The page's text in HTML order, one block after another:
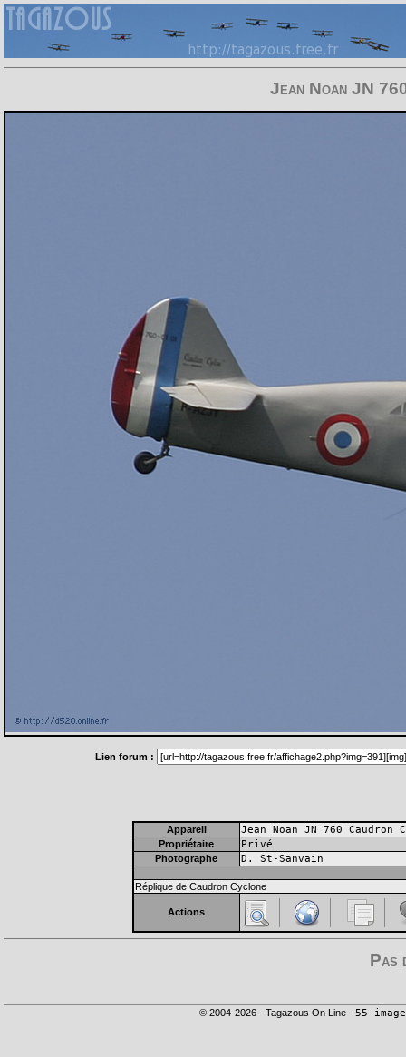
Jean Noan JN
Lien forum :
Appareil Jean Noan JN 760 Caudron
Propriétaire Privé
Photographe D. St-Sanvain
Réplique de Caudron Cyclone
Actions
Pas
© 2004-2026 - Tagazous On Line - 55